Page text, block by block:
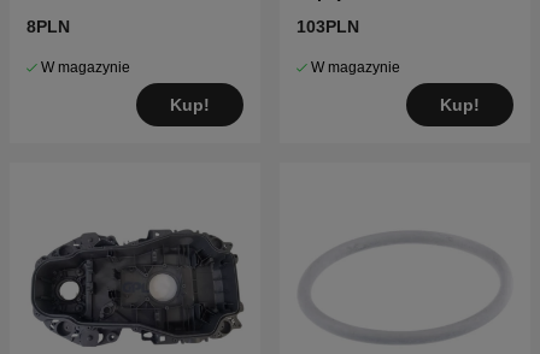
8PLN
W magazynie
Kup!
103PLN
W magazynie
Kup!